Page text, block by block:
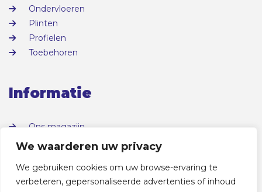
We waarderen uw privacy
We gebruiken cookies om uw browse-ervaring te
verbeteren, gepersonaliseerde advertenties of inhoud
Ondervloeren
Plinten
Profielen
Toebehoren
Informatie
Ons magazijn